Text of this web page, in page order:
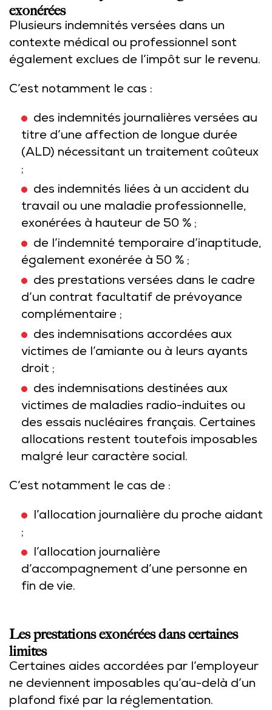
exonérées
Plusieurs indemnités versées dans un
contexte médical ou professionnel sont
également exclues de l’impôt sur le revenu.
C’est notamment le cas :
des indemnités journalières versées au
titre d’une affection de longue durée
(ALD) nécessitant un traitement coûteux
;
des indemnités liées à un accident du
travail ou une maladie professionnelle,
exonérées à hauteur de 50 % ;
de l’indemnité temporaire d’inaptitude,
également exonérée à 50 % ;
des prestations versées dans le cadre
d’un contrat facultatif de prévoyance
complémentaire ;
des indemnisations accordées aux
victimes de l’amiante ou à leurs ayants
droit ;
des indemnisations destinées aux
victimes de maladies radio-induites ou
des essais nucléaires français. Certaines
allocations restent toutefois imposables
malgré leur caractère social.
C’est notamment le cas de :
l’allocation journalière du proche aidant
;
l’allocation journalière
d’accompagnement d’une personne en
fin de vie.
Les prestations exonérées dans certaines
limites
Certaines aides accordées par l’employeur
ne deviennent imposables qu’au-delà d’un
plafond fixé par la réglementation.